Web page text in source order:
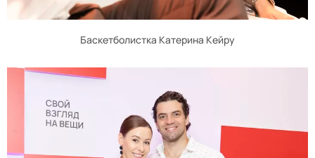
Баскетболистка Катерина Кейру